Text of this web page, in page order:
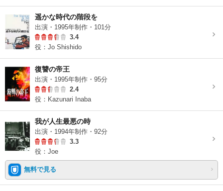
遥かな時代の階段を
出演・1995年制作・101分
3.4
役：Jo Shishido
復讐の帝王
出演・1995年制作・95分
2.4
役：Kazunari Inaba
我が人生最悪の時
出演・1994年制作・92分
3.3
役：Joe
無料で見る